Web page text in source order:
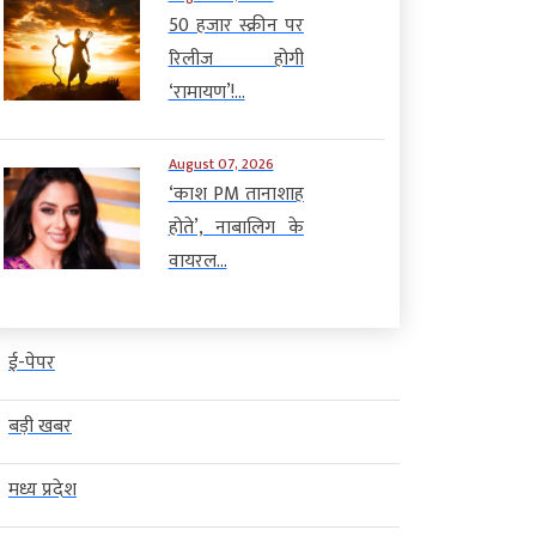
50 हजार स्क्रीन पर
रिलीज होगी
‘रामायण’!...
August 07, 2026
‘काश PM तानाशाह
होते’, नाबालिग के
वायरल...
ई-पेपर
बड़ी खबर
मध्य प्रदेश